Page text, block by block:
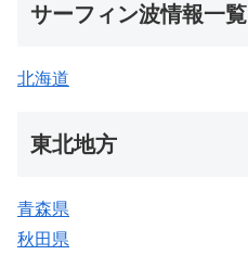
サーフィン波情報一覧
北海道
東北地方
青森県
秋田県